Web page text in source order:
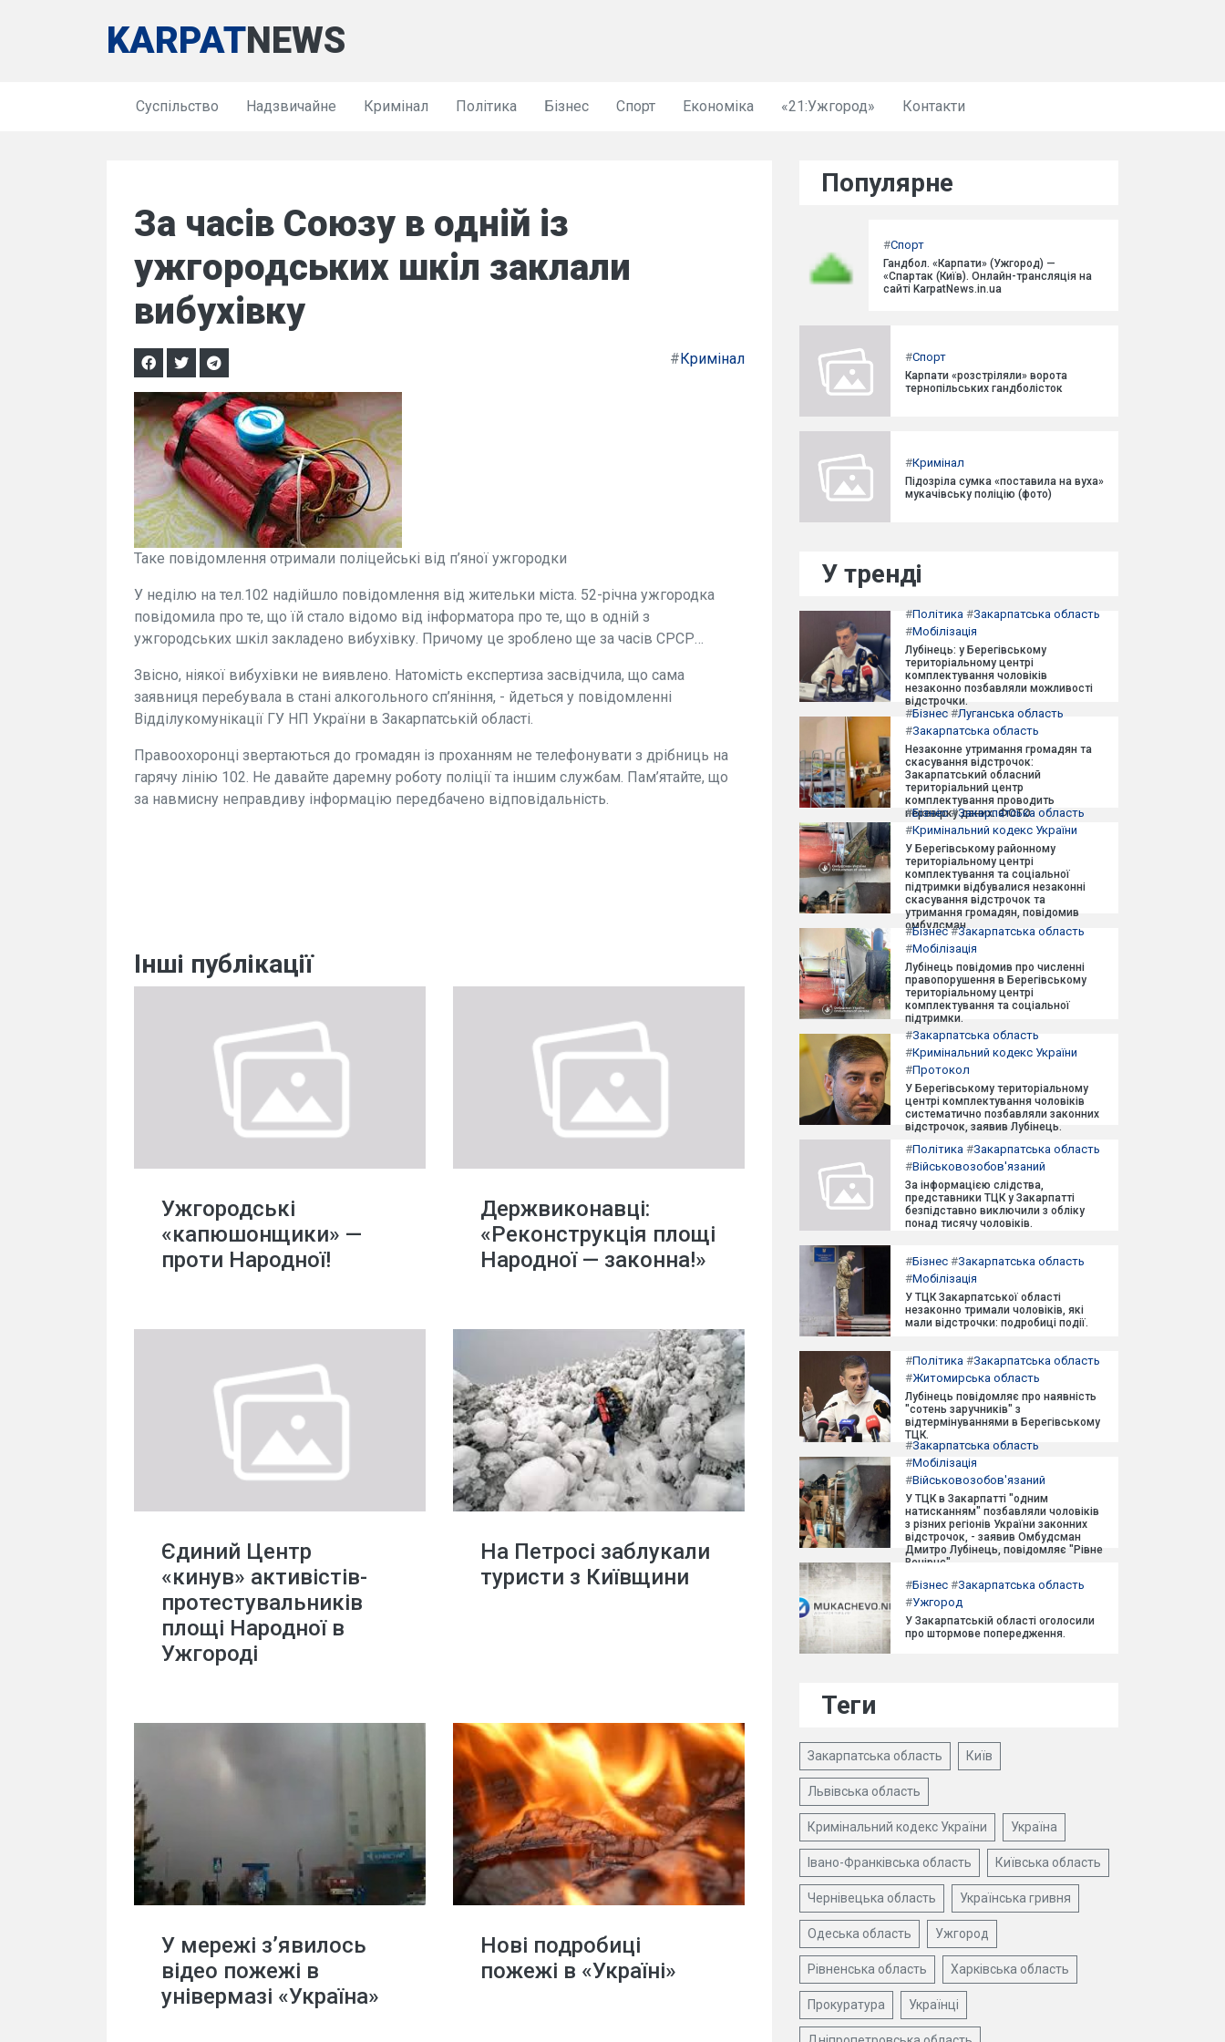
KARPATNEWS
Суспільство Надзвичайне Кримінал Політика Бізнес Спорт Економіка «21:Ужгород» Контакти
За часів Союзу в одній із
ужгородських шкіл заклали
вибухівку
#Кримінал
Таке повідомлення отримали поліцейські від п’яної ужгородки
У неділю на тел.102 надійшло повідомлення від жительки міста. 52-річна ужгородка
повідомила про те, що їй стало відомо від інформатора про те, що в одній з
ужгородських шкіл закладено вибухівку. Причому це зроблено ще за часів СРСР…
Звісно, ніякої вибухівки не виявлено. Натомість експертиза засвідчила, що сама
заявниця перебувала в стані алкогольного сп’яніння, - йдеться у повідомленні
Відділукомунікації ГУ НП України в Закарпатській області.
Правоохоронці звертаються до громадян із проханням не телефонувати з дрібниць на
гарячу лінію 102. Не давайте даремну роботу поліції та іншим службам. Пам’ятайте, що
за навмисну неправдиву інформацію передбачено відповідальність.
Інші публікації
Ужгородські
«капюшонщики» —
проти Народної!
Держвиконавці:
«Реконструкція площі
Народної — законна!»
Єдиний Центр
«кинув» активістів-
протестувальників
площі Народної в
Ужгороді
На Петросі заблукали
туристи з Київщини
У мережі з’явилось
відео пожежі в
універмазі «Україна»
Нові подробиці
пожежі в «Україні»
Популярне
#Спорт
Гандбол. «Карпати» (Ужгород) —
«Спартак (Київ). Онлайн-трансляція на
сайті KarpatNews.in.ua
#Спорт
Карпати «розстріляли» ворота
тернопільських гандболісток
#Кримінал
Підозріла сумка «поставила на вуха»
мукачівську поліцію (фото)
У тренді
#Політика #Закарпатська область
#Мобілізація
Лубінець: у Берегівському
територіальному центрі
комплектування чоловіків
незаконно позбавляли можливості
відстрочки.
#Бізнес #Луганська область
#Закарпатська область
Незаконне утримання громадян та
скасування відстрочок:
Закарпатський обласний
територіальний центр
комплектування проводить
перевірку даних. ФОТО
#Бізнес#Закарпатська область
#Кримінальний кодекс України
У Берегівському районному
територіальному центрі
комплектування та соціальної
підтримки відбувалися незаконні
скасування відстрочок та
утримання громадян, повідомив
омбудсман.
#Бізнес#Закарпатська область
#Мобілізація
Лубінець повідомив про численні
правопорушення в Берегівському
територіальному центрі
комплектування та соціальної
підтримки.
#Закарпатська область
#Кримінальний кодекс України
#Протокол
У Берегівському територіальному
центрі комплектування чоловіків
систематично позбавляли законних
відстрочок, заявив Лубінець.
#Політика #Закарпатська область
#Військовозобов'язаний
За інформацією слідства,
представники ТЦК у Закарпатті
безпідставно виключили з обліку
понад тисячу чоловіків.
#Бізнес #Закарпатська область
#Мобілізація
У ТЦК Закарпатської області
незаконно тримали чоловіків, які
мали відстрочки: подробиці події.
#Політика #Закарпатська область
#Житомирська область
Лубінець повідомляє про наявність
"сотень заручників" з
відтермінуваннями в Берегівському
ТЦК.
#Закарпатська область
#Мобілізація
#Військовозобов'язаний
У ТЦК в Закарпатті "одним
натисканням" позбавляли чоловіків
з різних регіонів України законних
відстрочок, - заявив Омбудсман
Дмитро Лубінець, повідомляє "Рівне
Вечірнє".
#Бізнес #Закарпатська область
#Ужгород
У Закарпатській області оголосили
про штормове попередження.
Теги
Закарпатська область Київ
Львівська область
Кримінальний кодекс України Україна
Івано-Франківська область Київська область
Чернівецька область Українська гривня
Одеська область Ужгород
Рівненська область Харківська область
Прокуратура Українці